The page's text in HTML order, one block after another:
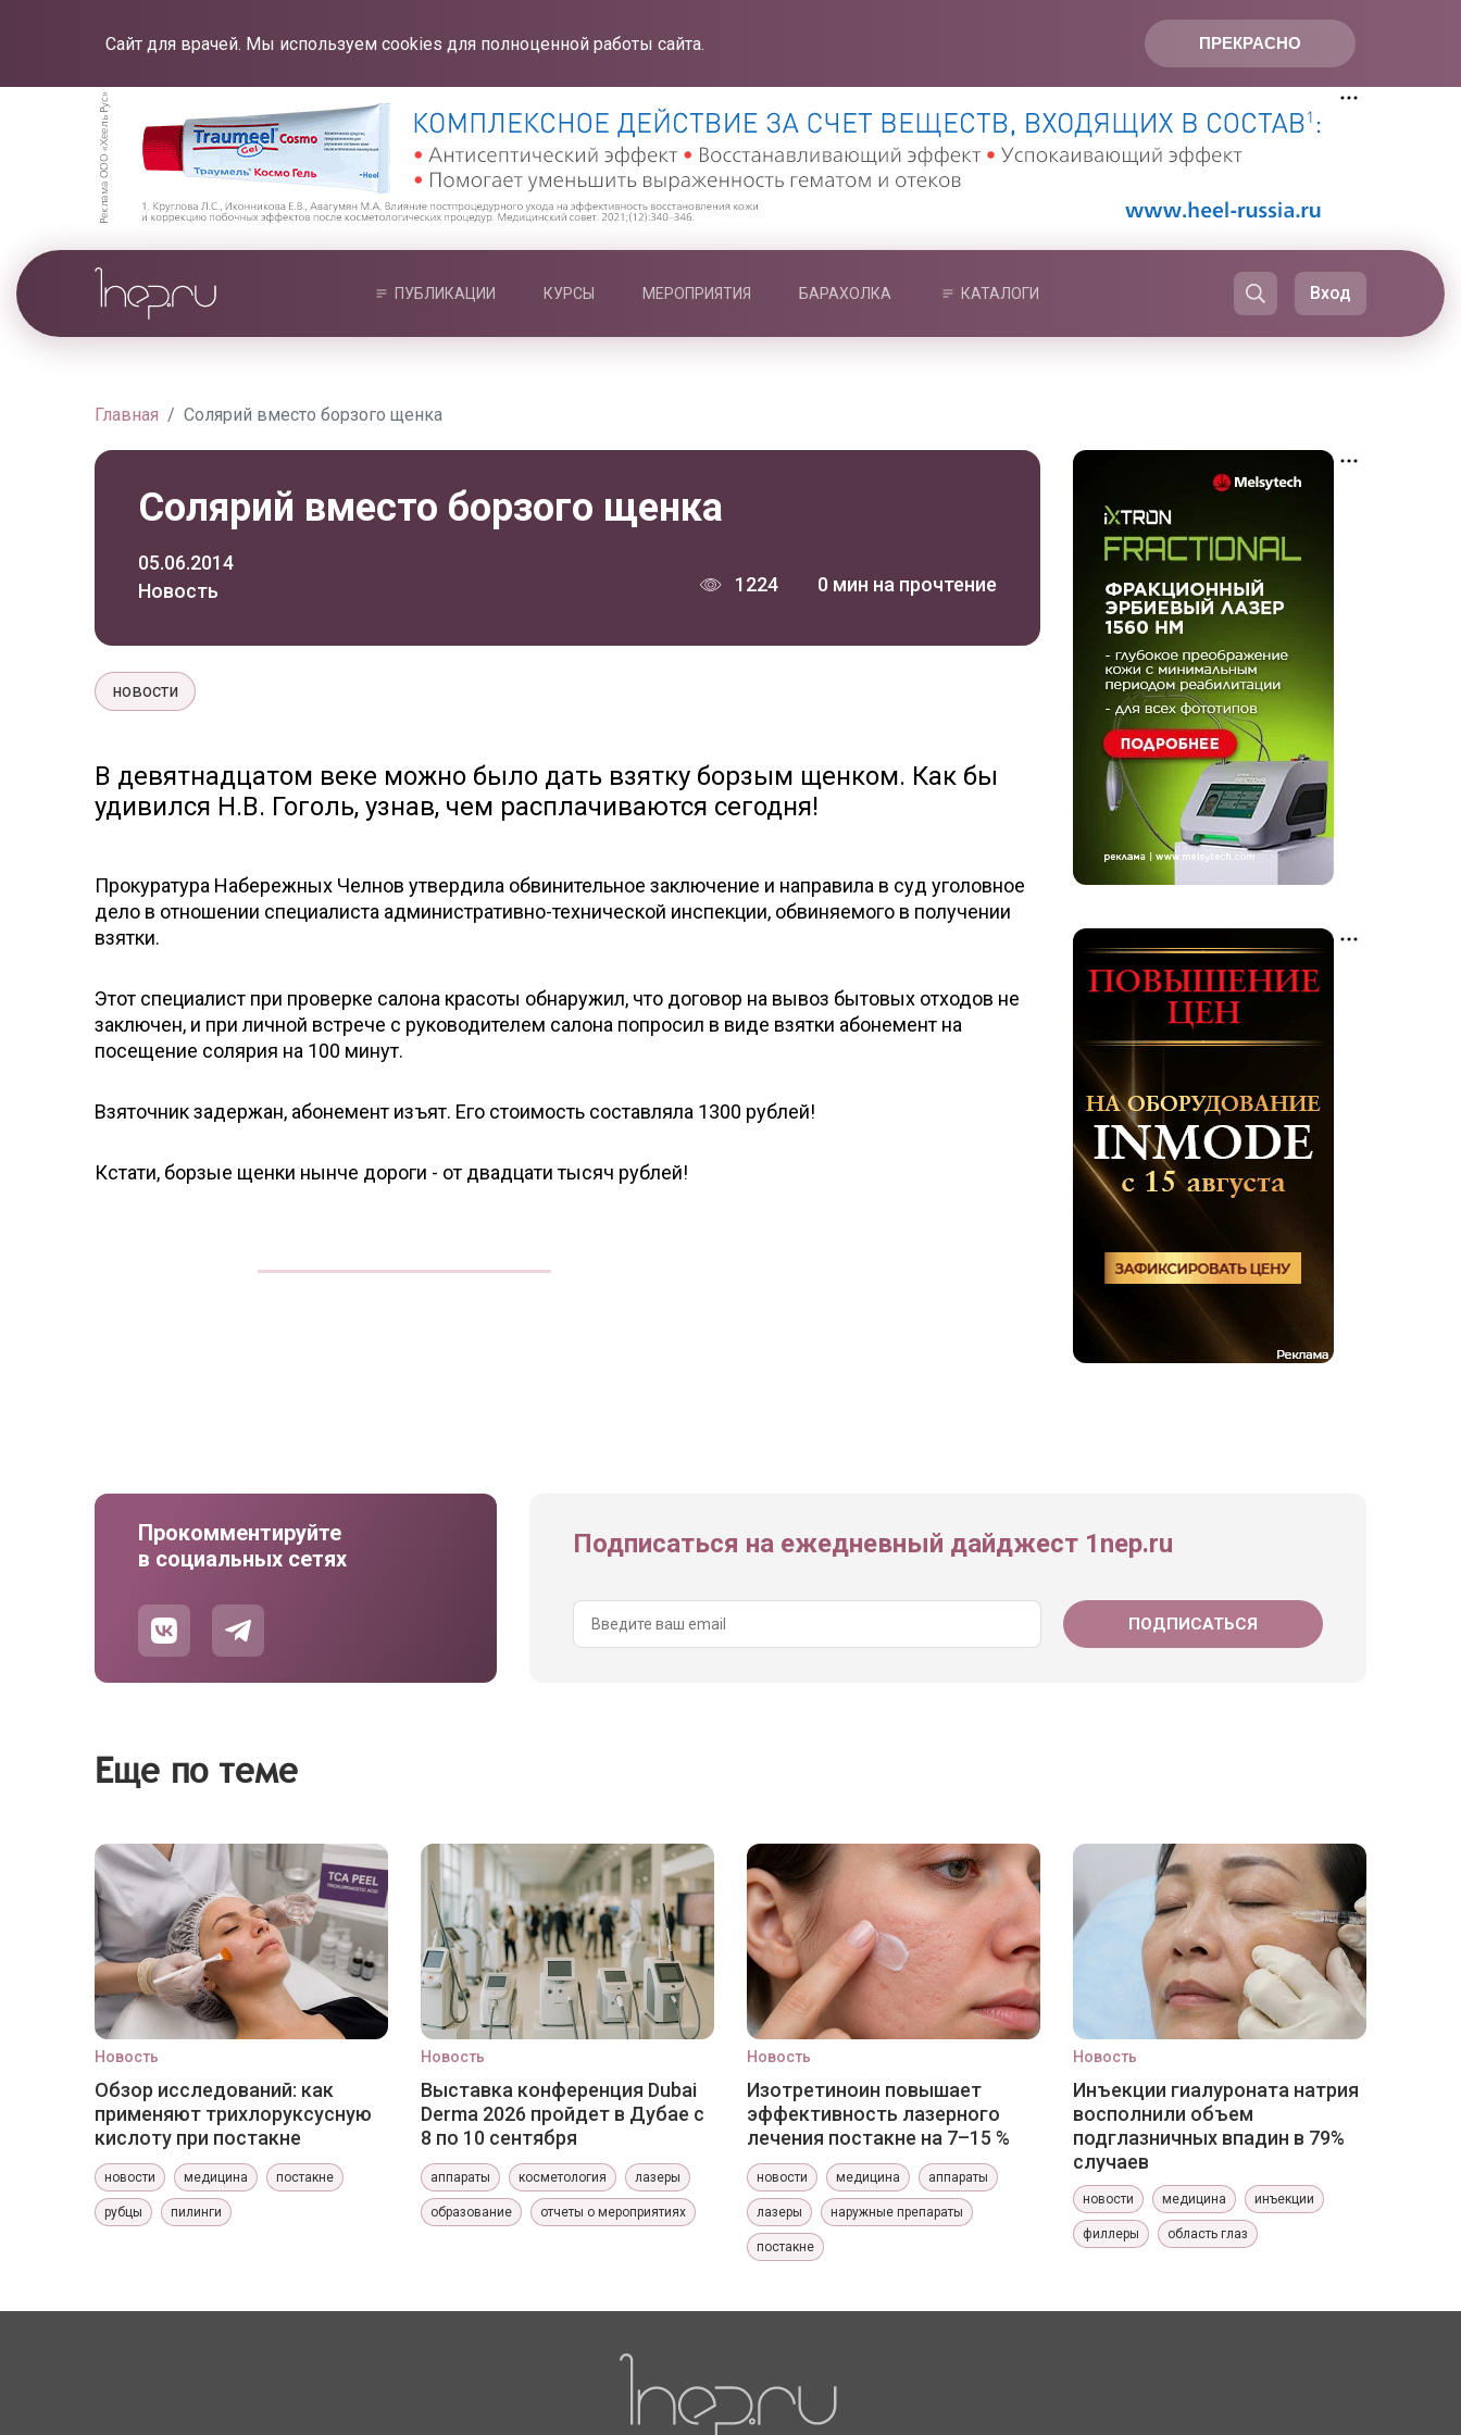
ПРЕКРАСНО
Сайт для врачей. Мы используем cookies для полноценной работы сайта.
ПУБЛИКАЦИИ КУРСЫ МЕРОПРИЯТИЯ БАРАХОЛКА КАТАЛОГИ Вход
Главная Солярий вместо борзого щенка
Солярий вместо борзого щенка
05.06.2014
Новость
1224 0 мин на прочтение
новости
В девятнадцатом веке можно было дать взятку борзым щенком. Как бы
удивился Н.В. Гоголь, узнав, чем расплачиваются сегодня!
Прокуратура Набережных Челнов утвердила обвинительное заключение и направила в суд уголовное
дело в отношении специалиста административно-технической инспекции, обвиняемого в получении
взятки.
Этот специалист при проверке салона красоты обнаружил, что договор на вывоз бытовых отходов не
заключен, и при личной встрече с руководителем салона попросил в виде взятки абонемент на
посещение солярия на 100 минут.
Взяточник задержан, абонемент изъят. Его стоимость составляла 1300 рублей!
Кстати, борзые щенки нынче дороги - от двадцати тысяч рублей!
Прокомментируйте
в социальных сетях
Подписаться на ежедневный дайджест 1nep.ru
Еще по теме
Новость
Обзор исследований: как
применяют трихлоруксусную
кислоту при постакне
новости медицина постакне
рубцы пилинги
Новость
Выставка конференция Dubai
Derma 2026 пройдет в Дубае с
8 по 10 сентября
аппараты косметология лазеры
образование отчеты о мероприятиях
Новость
Изотретиноин повышает
эффективность лазерного
лечения постакне на 7–15 %
новости медицина аппараты
лазеры наружные препараты
постакне
Новость
Инъекции гиалуроната натрия
восполнили объем
подглазничных впадин в 79%
случаев
новости медицина инъекции
филлеры область глаз